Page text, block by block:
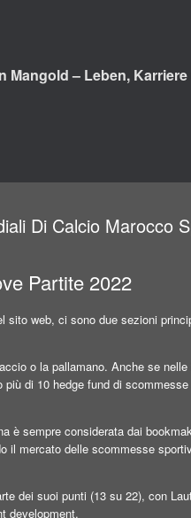
Mangold – Leben,
Di Calcio Marocco
Partite 2022
web, ci sono due sezioni
o la pallamano. Anche se
di 10 hedge fund di
è sempre considerata dai
il mercato delle scommesse
dei suoi punti (13 su 22), con
development.